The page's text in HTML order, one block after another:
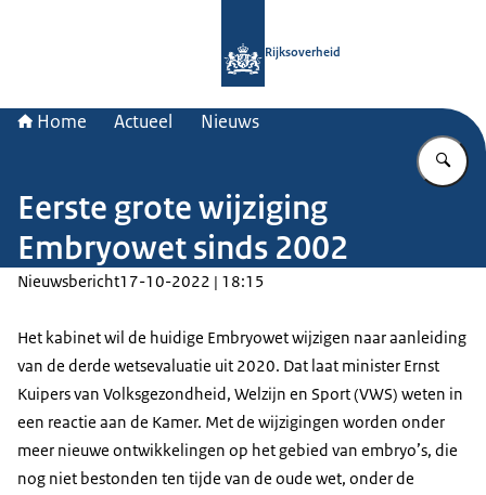
Rijksoverheid
Home Actueel Nieuws
Eerste grote wijziging
Embryowet sinds 2002
Nieuwsbericht17-10-2022 | 18:15
Het kabinet wil de huidige Embryowet wijzigen naar aanleiding
van de derde wetsevaluatie uit 2020. Dat laat minister Ernst
Kuipers van Volksgezondheid, Welzijn en Sport (VWS) weten in
een reactie aan de Kamer. Met de wijzigingen worden onder
meer nieuwe ontwikkelingen op het gebied van embryo’s, die
nog niet bestonden ten tijde van de oude wet, onder de